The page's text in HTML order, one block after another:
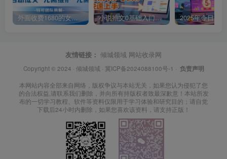
外面收费1680的女粉项目变现，单人单日收益可达1.7k，全自动成交无需维护 小说推文0基础入门教程，0粉就可做，快速上手
友情链接： 倾城领域 网站收录网
Copyright © 2024 · 倾城领域 · 冀ICP备2024088100号-1 · 负责声明
本网站内容全部来自网络，版权争议与本站无关，如果您认为侵犯了您
的合法权益,请联系我们删除，并向所有持版权者致最深歉意！本站所发
布的一切学习教程、软件等资料仅限用于学习体验和研究目的；请自觉
下载后24小时内删除，如果您喜欢该资料，请支持正版！